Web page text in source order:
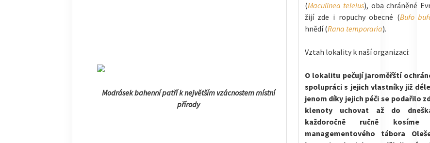
Modrásek bahenní patří k největším vzácnostem místní
přírody
(Maculinea teleius), oba chráněné
žijí zde i ropuchy obecné (Bufo
hnědí (Rana temporaria).
Vztah lokality k naší organizaci:
O lokalitu pečují jaroměřští
spolupráci s jejich vlastníky již
jenom díky jejich péči se podařilo
klenoty uchovat až do
každoročně ručně kosíme
managementového tábora